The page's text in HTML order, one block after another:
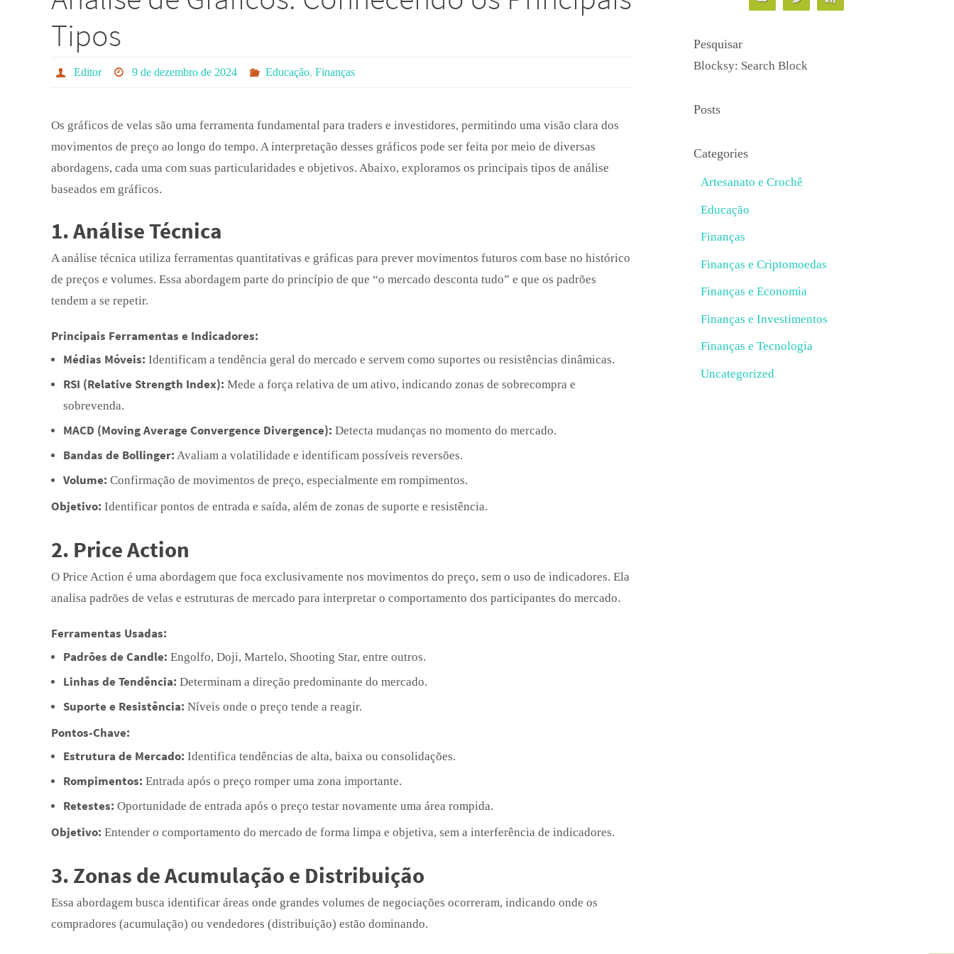
Tipos
Editor 9 de dezembro de 2024 Educação,Finanças
Os gráficos de velas são uma ferramenta fundamental para traders e investidores, permitindo uma visão clara dos
movimentos de preço ao longo do tempo. A interpretação desses gráficos pode ser feita por meio de diversas
abordagens, cada uma com suas particularidades e objetivos. Abaixo, exploramos os principais tipos de análise
baseados em gráficos.
1. Análise Técnica
A análise técnica utiliza ferramentas quantitativas e gráficas para prever movimentos futuros com base no histórico
de preços e volumes. Essa abordagem parte do princípio de que “o mercado desconta tudo” e que os padrões
tendem a se repetir.
Principais Ferramentas e Indicadores:
Médias Móveis: Identificam a tendência geral do mercado e servem como suportes ou resistências dinâmicas.
RSI (Relative Strength Index): Mede a força relativa de um ativo, indicando zonas de sobrecompra e
sobrevenda.
MACD (Moving Average Convergence Divergence): Detecta mudanças no momento do mercado.
Bandas de Bollinger: Avaliam a volatilidade e identificam possíveis reversões.
Volume: Confirmação de movimentos de preço, especialmente em rompimentos.
Objetivo: Identificar pontos de entrada e saída, além de zonas de suporte e resistência.
2. Price Action
O Price Action é uma abordagem que foca exclusivamente nos movimentos do preço, sem o uso de indicadores. Ela
analisa padrões de velas e estruturas de mercado para interpretar o comportamento dos participantes do mercado.
Ferramentas Usadas:
Padrões de Candle: Engolfo, Doji, Martelo, Shooting Star, entre outros.
Linhas de Tendência: Determinam a direção predominante do mercado.
Suporte e Resistência: Níveis onde o preço tende a reagir.
Pontos-Chave:
Estrutura de Mercado: Identifica tendências de alta, baixa ou consolidações.
Rompimentos: Entrada após o preço romper uma zona importante.
Retestes: Oportunidade de entrada após o preço testar novamente uma área rompida.
Objetivo: Entender o comportamento do mercado de forma limpa e objetiva, sem a interferência de indicadores.
3. Zonas de Acumulação e Distribuição
Essa abordagem busca identificar áreas onde grandes volumes de negociações ocorreram, indicando onde os
compradores (acumulação) ou vendedores (distribuição) estão dominando.
Pesquisar
Blocksy: Search Block
Posts
Categories
Artesanato e Crochê
Educação
Finanças
Finanças e Criptomoedas
Finanças e Economia
Finanças e Investimentos
Finanças e Tecnologia
Uncategorized